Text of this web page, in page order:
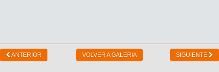
ANTERIOR VOLVER A GALERIA SIGUIENTE